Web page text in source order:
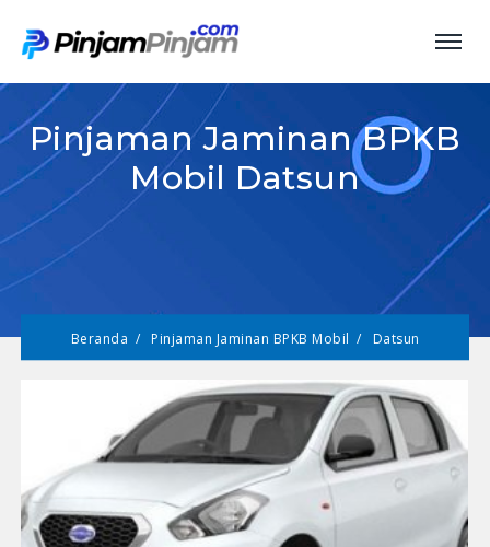
Pinjaman Jaminan BPKB
Mobil Datsun
Beranda Pinjaman Jaminan BPKB Mobil Datsun